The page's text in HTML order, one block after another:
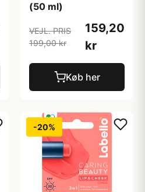
(50 ml)
VEJL. PRIS
199,00 kr
159,20
kr
Køb her
-20%